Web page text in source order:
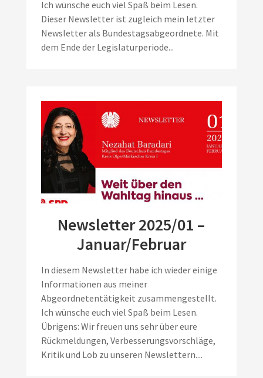
Ich wünsche euch viel Spaß beim Lesen.
Dieser Newsletter ist zugleich mein letzter
Newsletter als Bundestagsabgeordnete. Mit
dem Ende der Legislaturperiode...
Newsletter 2025/01 –
Januar/Februar
In diesem Newsletter habe ich wieder einige
Informationen aus meiner
Abgeordnetentätigkeit zusammengestellt.
Ich wünsche euch viel Spaß beim Lesen.
Übrigens: Wir freuen uns sehr über eure
Rückmeldungen, Verbesserungsvorschläge,
Kritik und Lob zu unseren Newslettern....